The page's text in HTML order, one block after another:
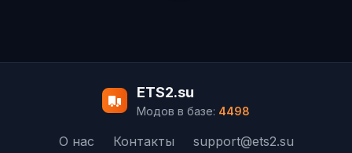
ETS2.su
Модов в базе: 4498
О нас Контакты support@ets2.su